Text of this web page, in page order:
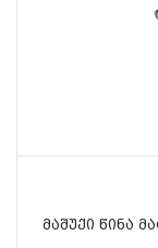
ᲛᲐᲨᲣᲥᲘ ᲬᲘᲜᲐ